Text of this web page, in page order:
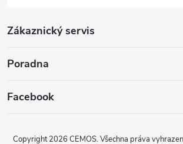
Zákaznický servis
Poradna
Facebook
Copyright 2026 CEMOS. Všechna práva